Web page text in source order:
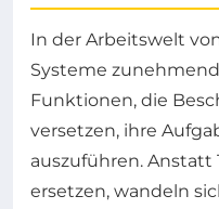
In der Arbeitswelt
Systeme
Funktionen, die
versetzen, ihre
auszuführen.
ersetzen, wandeln